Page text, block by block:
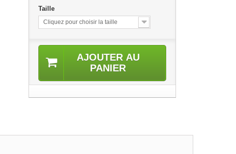
Taille
Cliquez pour choisir la taille
AJOUTER AU
PANIER